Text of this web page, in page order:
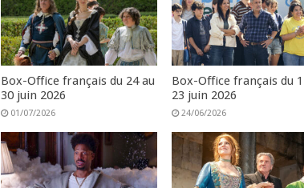
Box-Office français du 24 au
30 juin 2026
01/07/2026
Box-Office français du
23 juin 2026
24/06/2026